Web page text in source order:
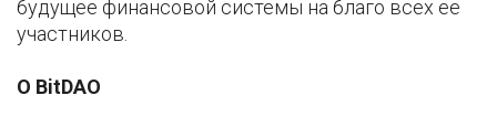
будущее финансовой системы на благо всех ее
участников.
О BitDAO